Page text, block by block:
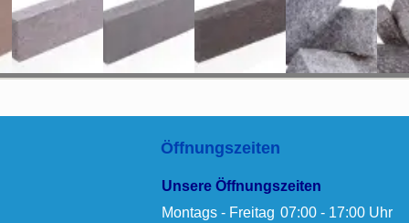
Öffnungszeiten
Unsere Öffnungszeiten
Montags - Freitag 07:00 - 17:00 Uhr